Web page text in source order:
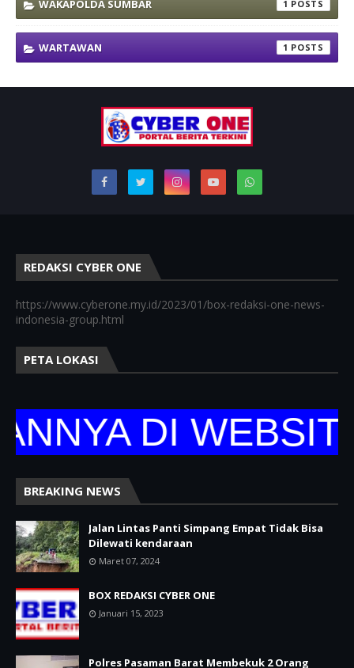
WAKAPOLDA SUMBAR 1
WARTAWAN 1
REDAKSI CYBER ONE
https://www.cyberone.my.id/2023/01/box-redaksi-one-news-
indonesia-group.html
PETA LOKASI
DI WEBSITE
BREAKING NEWS
Jalan Lintas Panti Simpang Empat Tidak Bisa
Dilewati kendaraan
Maret 07, 2024
BOX REDAKSI CYBER ONE
Januari 15, 2023
Polres Pasaman Barat Membekuk 2 Orang